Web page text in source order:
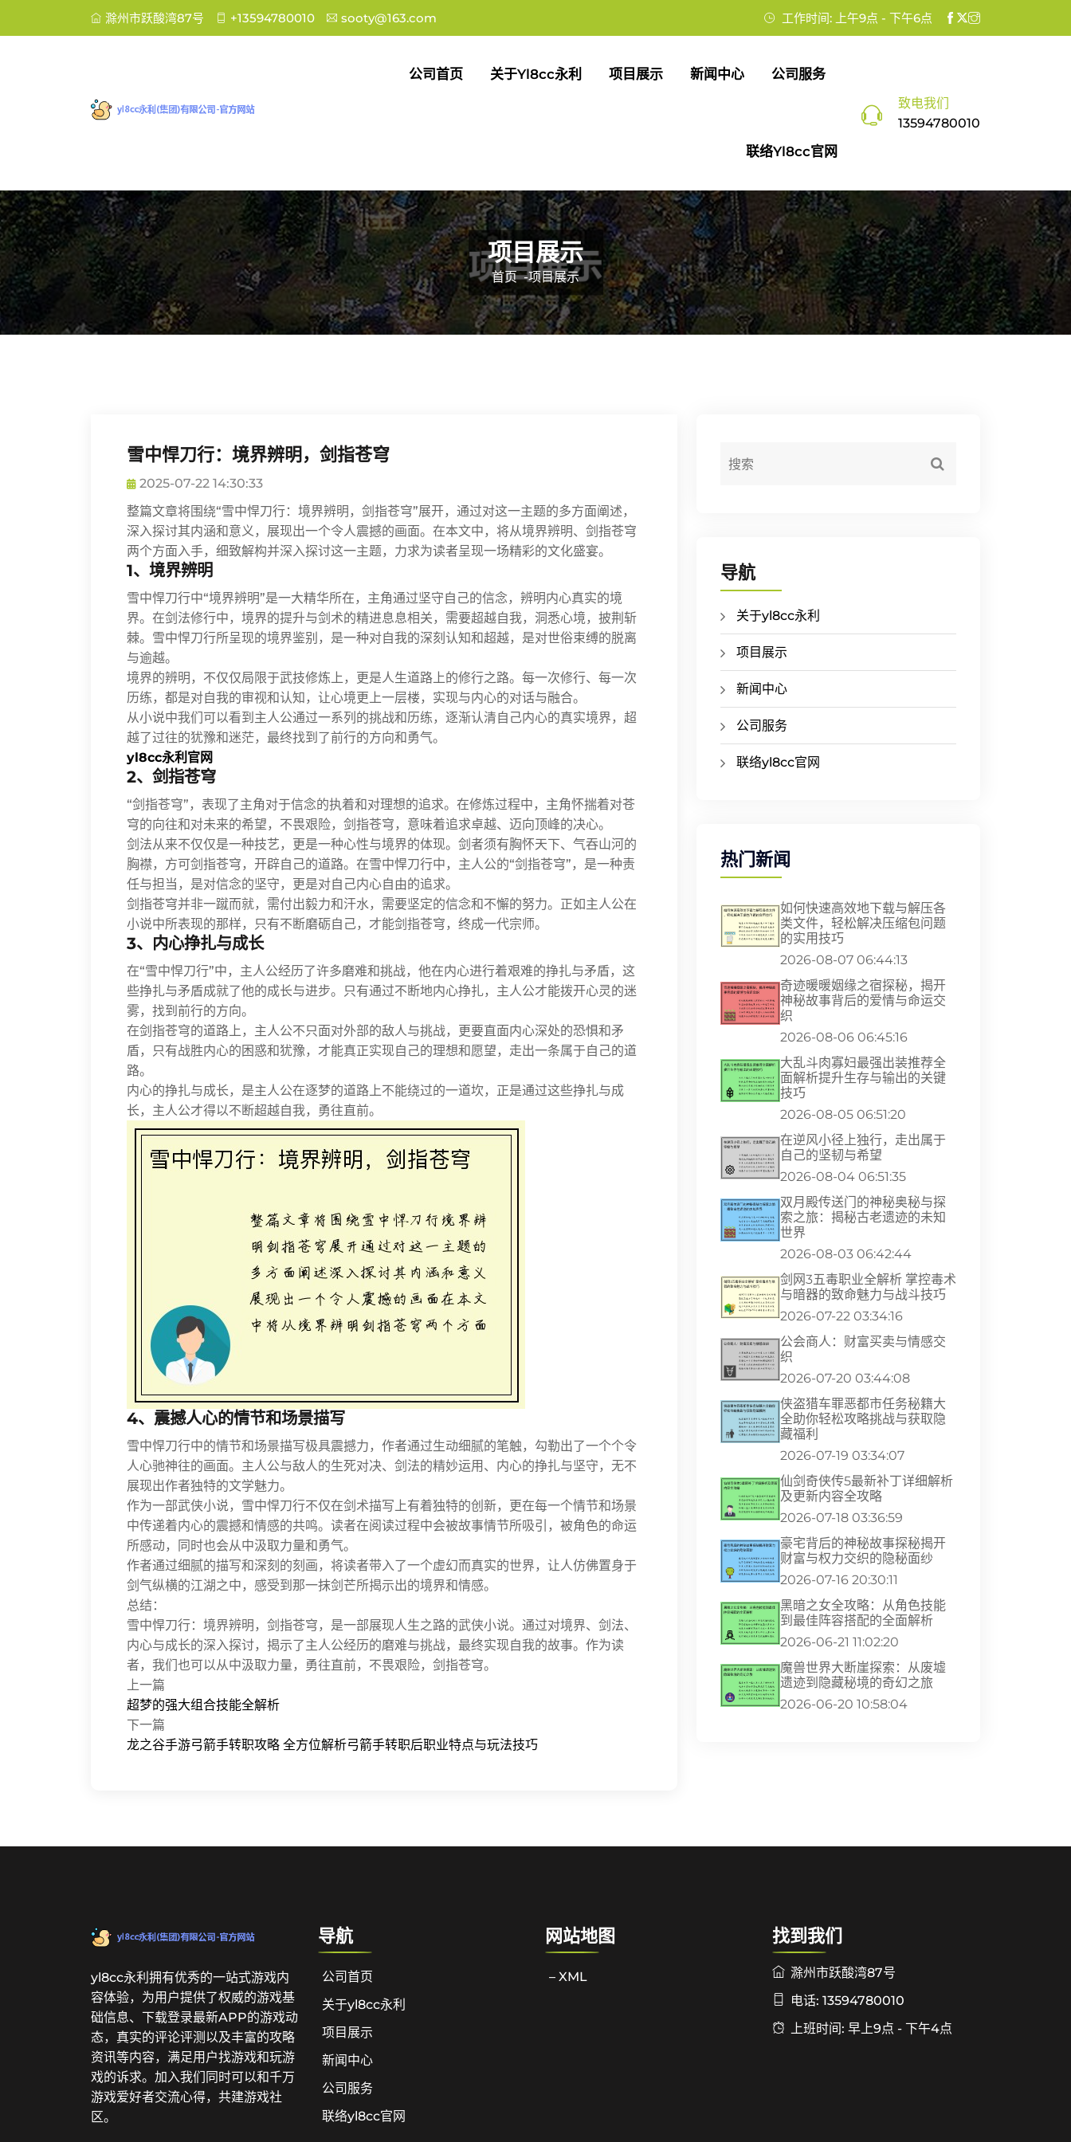
滁州市跃酸湾87号 +13594780010 sooty@163.com 工作时间: 上午9点 - 下午6点
公司首页 关于yl8cc永利 项目展示 新闻中心 公司服务
联络yl8cc官网
致电我们
13594780010
项目展示
首页 -项目展示
雪中悍刀行：境界辨明，剑指苍穹
2025-07-22 14:30:33
整篇文章将围绕“雪中悍刀行：境界辨明，剑指苍穹”展开，通过对这一主题的多方面阐述，
深入探讨其内涵和意义，展现出一个令人震撼的画面。在本文中，将从境界辨明、剑指苍穹
两个方面入手，细致解构并深入探讨这一主题，力求为读者呈现一场精彩的文化盛宴。
1、境界辨明
雪中悍刀行中“境界辨明”是一大精华所在，主角通过坚守自己的信念，辨明内心真实的境
界。在剑法修行中，境界的提升与剑术的精进息息相关，需要超越自我，洞悉心境，披荆斩
棘。雪中悍刀行所呈现的境界鉴别，是一种对自我的深刻认知和超越，是对世俗束缚的脱离
与逾越。
境界的辨明，不仅仅局限于武技修炼上，更是人生道路上的修行之路。每一次修行、每一次
历练，都是对自我的审视和认知，让心境更上一层楼，实现与内心的对话与融合。
从小说中我们可以看到主人公通过一系列的挑战和历练，逐渐认清自己内心的真实境界，超
越了过往的犹豫和迷茫，最终找到了前行的方向和勇气。
yl8cc永利官网
2、剑指苍穹
“剑指苍穹”，表现了主角对于信念的执着和对理想的追求。在修炼过程中，主角怀揣着对苍
穹的向往和对未来的希望，不畏艰险，剑指苍穹，意味着追求卓越、迈向顶峰的决心。
剑法从来不仅仅是一种技艺，更是一种心性与境界的体现。剑者须有胸怀天下、气吞山河的
胸襟，方可剑指苍穹，开辟自己的道路。在雪中悍刀行中，主人公的“剑指苍穹”，是一种责
任与担当，是对信念的坚守，更是对自己内心自由的追求。
剑指苍穹并非一蹴而就，需付出毅力和汗水，需要坚定的信念和不懈的努力。正如主人公在
小说中所表现的那样，只有不断磨砺自己，才能剑指苍穹，终成一代宗师。
3、内心挣扎与成长
在“雪中悍刀行”中，主人公经历了许多磨难和挑战，他在内心进行着艰难的挣扎与矛盾，这
些挣扎与矛盾成就了他的成长与进步。只有通过不断地内心挣扎，主人公才能拨开心灵的迷
雾，找到前行的方向。
在剑指苍穹的道路上，主人公不只面对外部的敌人与挑战，更要直面内心深处的恐惧和矛
盾，只有战胜内心的困惑和犹豫，才能真正实现自己的理想和愿望，走出一条属于自己的道
路。
内心的挣扎与成长，是主人公在逐梦的道路上不能绕过的一道坎，正是通过这些挣扎与成
长，主人公才得以不断超越自我，勇往直前。
4、震撼人心的情节和场景描写
雪中悍刀行中的情节和场景描写极具震撼力，作者通过生动细腻的笔触，勾勒出了一个个令
人心驰神往的画面。主人公与敌人的生死对决、剑法的精妙运用、内心的挣扎与坚守，无不
展现出作者独特的文学魅力。
作为一部武侠小说，雪中悍刀行不仅在剑术描写上有着独特的创新，更在每一个情节和场景
中传递着内心的震撼和情感的共鸣。读者在阅读过程中会被故事情节所吸引，被角色的命运
所感动，同时也会从中汲取力量和勇气。
作者通过细腻的描写和深刻的刻画，将读者带入了一个虚幻而真实的世界，让人仿佛置身于
剑气纵横的江湖之中，感受到那一抹剑芒所揭示出的境界和情感。
总结：
雪中悍刀行：境界辨明，剑指苍穹，是一部展现人生之路的武侠小说。通过对境界、剑法、
内心与成长的深入探讨，揭示了主人公经历的磨难与挑战，最终实现自我的故事。作为读
者，我们也可以从中汲取力量，勇往直前，不畏艰险，剑指苍穹。
上一篇
超梦的强大组合技能全解析
下一篇
龙之谷手游弓箭手转职攻略 全方位解析弓箭手转职后职业特点与玩法技巧
导航
关于yl8cc永利
项目展示
新闻中心
公司服务
联络yl8cc官网
热门新闻
如何快速高效地下载与解压各
类文件，轻松解决压缩包问题
的实用技巧
2026-08-07 06:44:13
奇迹暖暖姻缘之宿探秘，揭开
神秘故事背后的爱情与命运交
织
2026-08-06 06:45:16
大乱斗肉寡妇最强出装推荐全
面解析提升生存与输出的关键
技巧
2026-08-05 06:51:20
在逆风小径上独行，走出属于
自己的坚韧与希望
2026-08-04 06:51:35
双月殿传送门的神秘奥秘与探
索之旅：揭秘古老遗迹的未知
世界
2026-08-03 06:42:44
剑网3五毒职业全解析 掌控毒术
与暗器的致命魅力与战斗技巧
2026-07-22 03:34:16
公会商人：财富买卖与情感交
织
2026-07-20 03:44:08
侠盗猎车罪恶都市任务秘籍大
全助你轻松攻略挑战与获取隐
藏福利
2026-07-19 03:34:07
仙剑奇侠传5最新补丁详细解析
及更新内容全攻略
2026-07-18 03:36:59
豪宅背后的神秘故事探秘揭开
财富与权力交织的隐秘面纱
2026-07-16 20:30:11
黑暗之女全攻略：从角色技能
到最佳阵容搭配的全面解析
2026-06-21 11:02:20
魔兽世界大断崖探索：从废墟
遗迹到隐藏秘境的奇幻之旅
2026-06-20 10:58:04
yl8cc永利拥有优秀的一站式游戏内
容体验，为用户提供了权威的游戏基
础信息、下载登录最新APP的游戏动
态，真实的评论评测以及丰富的攻略
资讯等内容，满足用户找游戏和玩游
戏的诉求。加入我们同时可以和千万
游戏爱好者交流心得，共建游戏社
区。
导航
公司首页
关于yl8cc永利
项目展示
新闻中心
公司服务
联络yl8cc官网
网站地图
– XML
找到我们
滁州市跃酸湾87号
电话: 13594780010
上班时间: 早上9点 - 下午4点